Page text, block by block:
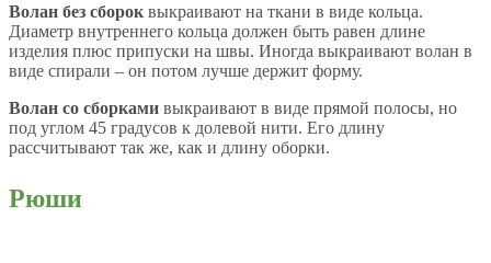
Волан без сборок выкраивают на ткани в виде кольца.
Диаметр внутреннего кольца должен быть равен длине
изделия плюс припуски на швы. Иногда выкраивают волан в
виде спирали – он потом лучше держит форму.
Волан со сборками выкраивают в виде прямой полосы, но
под углом 45 градусов к долевой нити. Его длину
рассчитывают так же, как и длину оборки.
Рюши